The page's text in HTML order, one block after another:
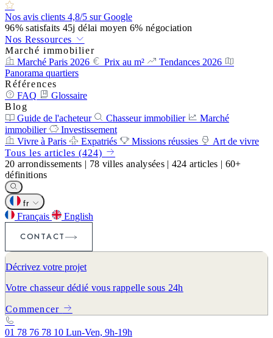
Nos avis clients 4,8/5 sur Google
96%satisfaits 45j délai moyen 6% négociation
Nos Ressources
Marché immobilier
Marché Paris 2026
Prix au m²
Tendances 2026
Panorama quartiers
Références
FAQ
Glossaire
Blog
Guide de l'acheteur
Chasseur immobilier
Marché
immobilier
Investissement
Vivre à Paris
Expatriés Missions réussies
Art de vivre
Tous les articles (424)
20 arrondissements | 78 villes analysées | 424 articles | 60+
définitions
fr
Français
English
CONTACT
Décrivez votre projet
Votre chasseur dédié vous rappelle sous 24h
Commencer
01 78 76 78 10 Lun-Ven, 9h-19h